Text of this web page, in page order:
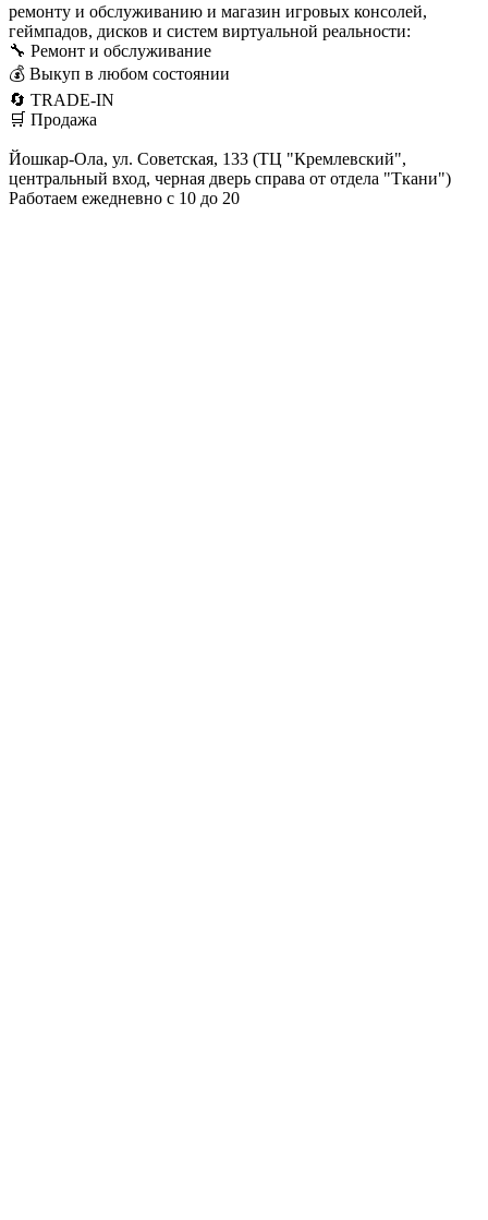
ремонту и обслуживанию и магазин игровых консолей,
геймпадов, дисков и систем виртуальной реальности:
🔧 Ремонт и обслуживание
💰 Выкуп в любом состоянии
🔄 TRADE-IN
🛒 Продажа
Йошкар-Ола, ул. Советская, 133 (ТЦ "Кремлевский",
центральный вход, черная дверь справа от отдела "Ткани")
Работаем ежедневно с 10 до 20